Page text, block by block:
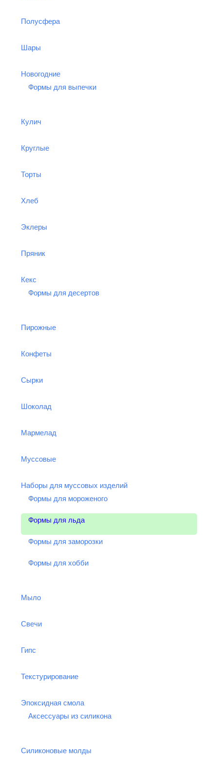
Полусфера
Шары
Новогодние
Формы для выпечки
Кулич
Круглые
Торты
Хлеб
Эклеры
Пряник
Кекс
Формы для десертов
Пирожные
Конфеты
Сырки
Шоколад
Мармелад
Муссовые
Наборы для муссовых изделий
Формы для мороженого
Формы для льда
Формы для заморозки
Формы для хобби
Мыло
Свечи
Гипс
Текстурирование
Эпоксидная смола
Аксессуары из силикона
Силиконовые молды